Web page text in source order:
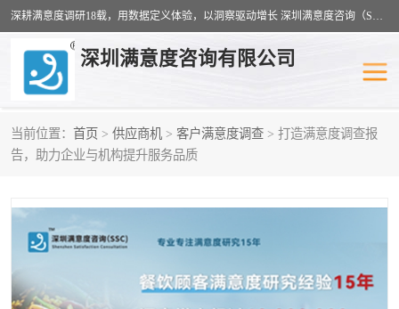
深耕满意度调研18载，用数据定义体验，以洞察驱动增长 深圳满意度咨询（SSC）：十八年专注，丈量每一份体验。
深圳满意度咨询有限公司
当前位置： 首页 > 供应商机 > 客户满意度调查 > 打造满意度调查报
告，助力企业与机构提升服务品质
物业满意度调查
公共事务满意度调查 餐饮业满意度调查
营商环境满意度 员工满意度